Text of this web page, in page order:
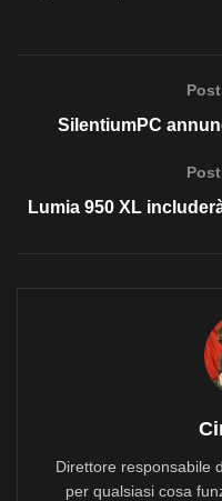
SilentiumPC
Lumia 950 XL
Direttore responsabile
per qualsiasi cosa